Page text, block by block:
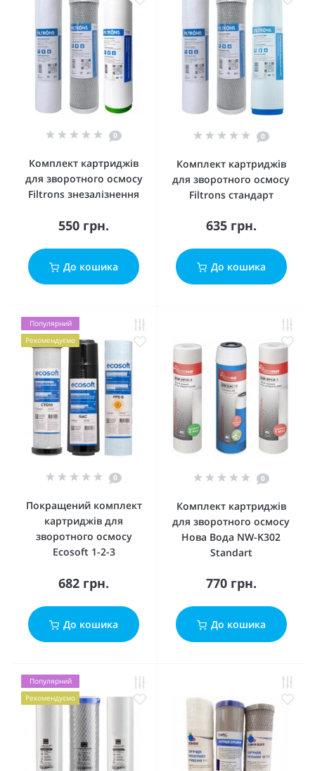
0
Комплект картриджів
для зворотного осмосу
Filtrons знезалізнення
550 грн.
До кошика
0
Комплект картриджів
для зворотного осмосу
Filtrons стандарт
635 грн.
До кошика
Популярний
Рекомендуємо
0
Покращений комплект
картриджів для
зворотного осмосу
Ecosoft 1-2-3
682 грн.
До кошика
0
Комплект картриджів
для зворотного осмосу
Нова Вода NW-K302
Standart
770 грн.
До кошика
Популярний
Рекомендуємо